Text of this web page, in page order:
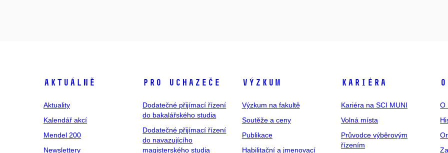
Aktuálně
Aktuality
Kalendář akcí
Mendel 200
Newslettery
Pro uchazeče
Dodatečné přijímací řízení
do bakalářského studia
Dodatečné přijímací řízení
do navazujícího
magisterského studia
Výzkum
Výzkum na fakultě
Soutěže a ceny
Publikace
Habilitační a jmenovací
Kariéra
Kariéra na SCI MUNI
Volná místa
Průvodce výběrovým
řízením
O